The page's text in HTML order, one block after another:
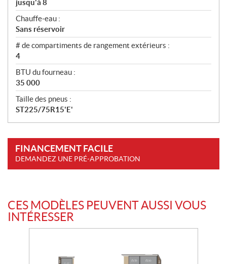
jusqu'à 8
Chauffe-eau :
Sans réservoir
# de compartiments de rangement extérieurs :
4
BTU du fourneau :
35 000
Taille des pneus :
ST225/75R15'E'
FINANCEMENT FACILE
DEMANDEZ UNE PRÉ-APPROBATION
CES MODÈLES PEUVENT AUSSI VOUS
INTÉRESSER